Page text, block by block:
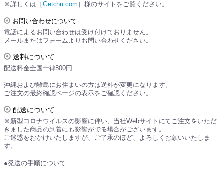
※詳しくは［Getchu.com ］様のサイトをご覧ください。
お問い合わせについて
電話によるお問い合わせは受け付けておりません。
メールまたはフォームよりお問い合わせください。
送料について
配送料金全国一律800円
沖縄および離島にお住まいの方は送料が変更になります。
ご注文の最終確認ページの表示をご確認ください。
配送について
※新型コロナウイルスの影響に伴い、当社Webサイトにてご注文をいただ
きました商品の到着にも影響がでる場合がございます。
ご迷惑をおかけいたしますが、ご了承のほど、よろしくお願いいたしま
す。
●発送の手順について